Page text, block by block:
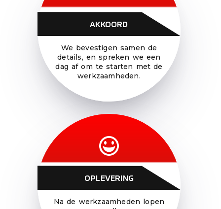
AKKOORD
We bevestigen samen de
details, en spreken we een
dag af om te starten met de
werkzaamheden.
OPLEVERING
Na de werkzaamheden lopen